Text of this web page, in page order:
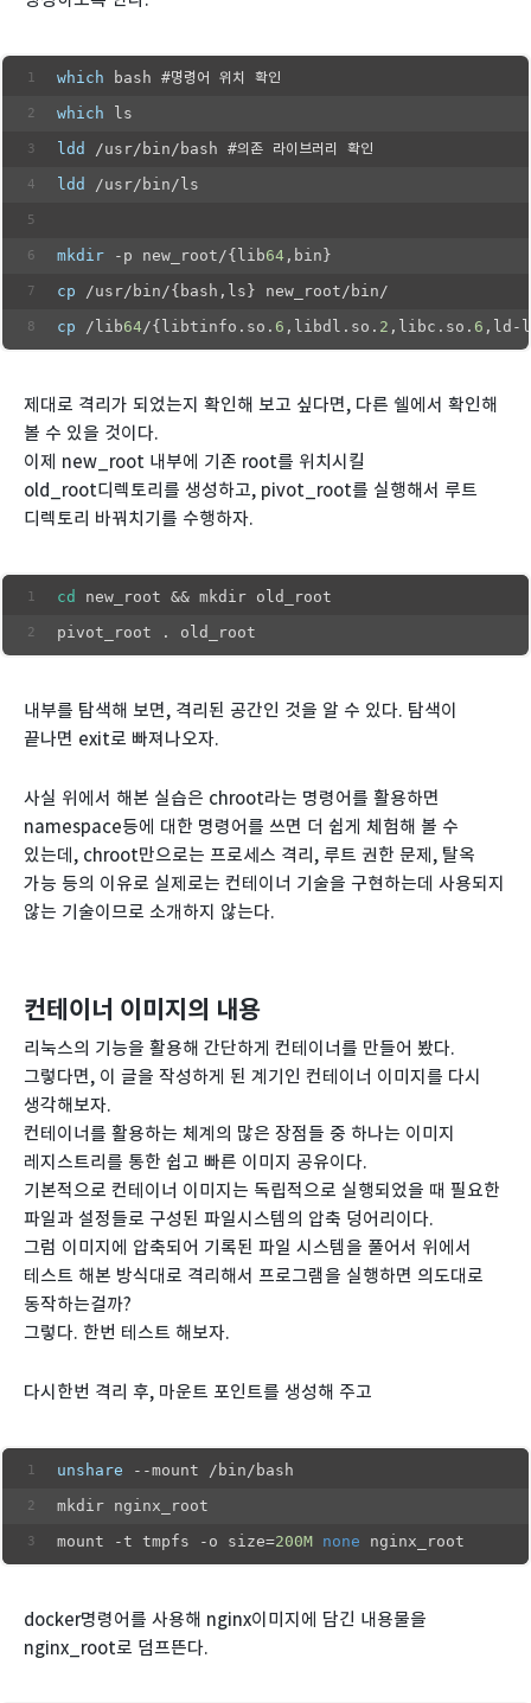
which bash #명령어 위치 확인
which ls
ldd
/usr/bin/bash #의존 라이브러리 확인
ldd
/usr/bin/ls
mkdir -p new_root/{lib64 ,bin}
cp /usr/bin/{bash,ls} new_root/bin/
cp /lib64/{libtinfo.so. 6 ,libdl.so. 2 ,libc.so. 6 ,ld-
제대로 격리가 되었는지 확인해 보고 싶다면, 다른 쉘에서 확인해
볼 수 있을 것이다.
이제 new_root 내부에 기존 root를 위치시킬
old_root디렉토리를 생성하고, pivot_root를 실행해서 루트
디렉토리 바꿔치기를 수행하자.
cd
new_root && mkdir old_root
pivot_root . old_root
내부를 탐색해 보면, 격리된 공간인 것을 알 수 있다. 탐색이
끝나면 exit로 빠져나오자.
사실 위에서 해본 실습은 chroot라는 명령어를 활용하면
namespace등에 대한 명령어를 쓰면 더 쉽게 체험해 볼 수
있는데, chroot만으로는 프로세스 격리, 루트 권한 문제, 탈옥
가능 등의 이유로 실제로는 컨테이너 기술을 구현하는데 사용되지
않는 기술이므로 소개하지 않는다.
컨테이너 이미지의 내용
리눅스의 기능을 활용해 간단하게 컨테이너를 만들어 봤다.
그렇다면, 이 글을 작성하게 된 계기인 컨테이너 이미지를 다시
생각해보자.
컨테이너를 활용하는 체계의 많은 장점들 중 하나는 이미지
레지스트리를 통한 쉽고 빠른 이미지 공유이다.
기본적으로 컨테이너 이미지는 독립적으로 실행되었을 때 필요한
파일과 설정들로 구성된 파일시스템의 압축 덩어리이다.
그럼 이미지에 압축되어 기록된 파일 시스템을 풀어서 위에서
테스트 해본 방식대로 격리해서 프로그램을 실행하면 의도대로
동작하는걸까?
그렇다. 한번 테스트 해보자.
다시한번 격리 후, 마운트 포인트를 생성해 주고
unshare --mount /bin/bash
mkdir nginx_root
mount -t tmpfs -o size=200M none nginx_root
docker명령어를 사용해 nginx이미지에 담긴 내용물을
nginx_root로 덤프뜬다.